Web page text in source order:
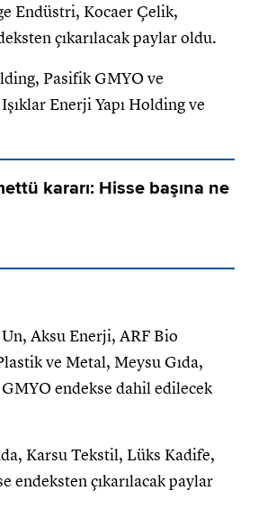
Endüstri, Kocaer Çelik,
çıkarılacak paylar oldu.
Pasifik GMYO ve
Enerji Yapı Holding ve
kararı: Hisse başına ne
Aksu Enerji, ARF Bio
ve Metal, Meysu Gıda,
endekse dahil edilecek
Karsu Tekstil, Lüks Kadife,
endeksten çıkarılacak paylar